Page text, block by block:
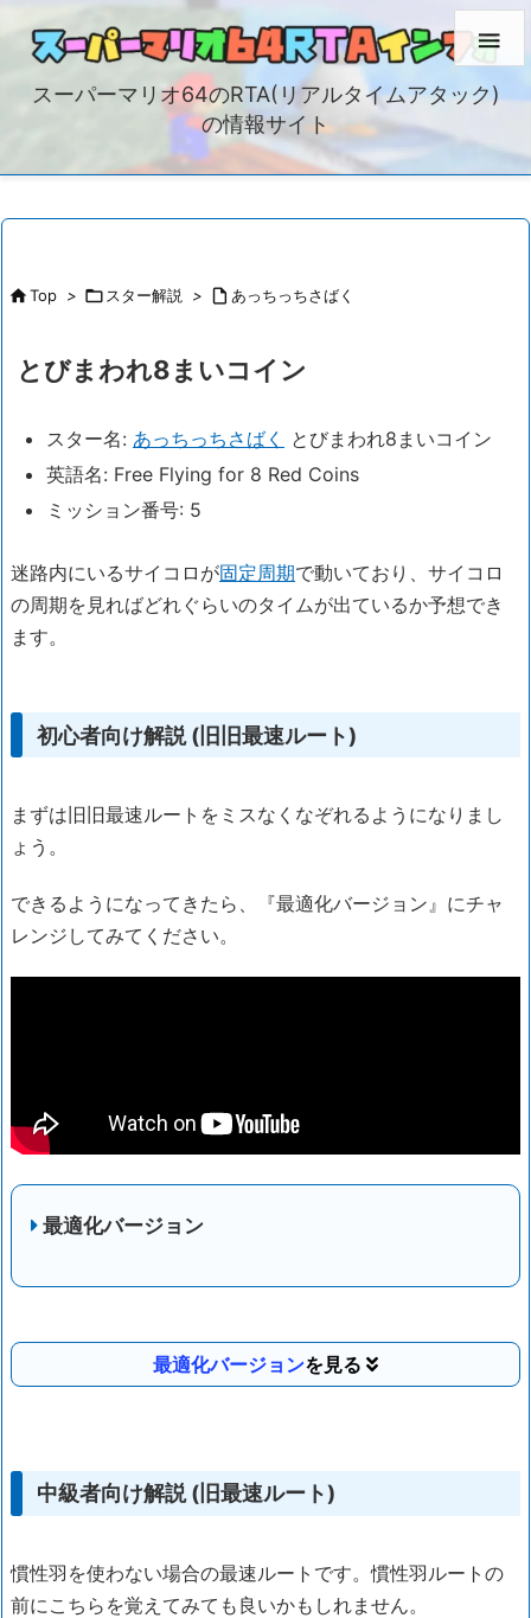
スーパーマリオ64のRTA(リアルタイムアタック)
の情報サイト

Top > スター解説 >  あっちっちさばく
とびまわれ8まいコイン
スター名: あっちっちさばく
とびまわれ8まいコイン
英語名: Free Flying for 8 Red Coins
ミッション番号: 5
迷路内にいるサイコロが固定周期で動いており、サイコロ
の周期を見ればどれぐらいのタイムが出ているか予想でき
ます。
初心者向け解説 (旧旧最速ルート)
まずは旧旧最速ルートをミスなくなぞれるようになりまし
ょう。
できるようになってきたら、『最適化バージョン』にチャ
レンジしてみてください。
最適化バージョン
最適化バージョン
中級者向け解説 (旧最速ルート)
慣性羽を使わない場合の最速ルートです。慣性羽ルートの
前にこちらを覚えてみても良いかもしれません。